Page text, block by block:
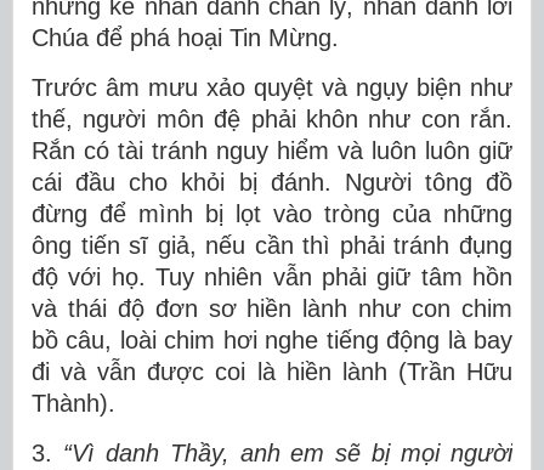
những kẻ nhân danh chân lý, nhân danh lời
Chúa để phá hoại Tin Mừng.
Trước âm mưu xảo quyệt và ngụy biện như
thế, người môn đệ phải khôn như con rắn.
Rắn có tài tránh nguy hiểm và luôn luôn giữ
cái đầu cho khỏi bị đánh. Người tông đồ
đừng để mình bị lọt vào tròng của những
ông tiến sĩ giả, nếu cần thì phải tránh đụng
độ với họ. Tuy nhiên vẫn phải giữ tâm hồn
và thái độ đơn sơ hiền lành như con chim
bồ câu, loài chim hơi nghe tiếng động là bay
đi và vẫn được coi là hiền lành (Trần Hữu
Thành).
3. “Vì danh Thầy, anh em sẽ bị mọi người